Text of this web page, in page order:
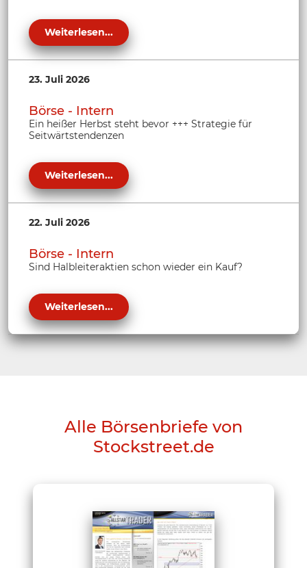
Weiterlesen...
23. Juli 2026
Börse - Intern
Ein heißer Herbst steht bevor +++ Strategie für
Seitwärtstendenzen
Weiterlesen...
22. Juli 2026
Börse - Intern
Sind Halbleiteraktien schon wieder ein Kauf?
Weiterlesen...
Alle Börsenbriefe von
Stockstreet.de